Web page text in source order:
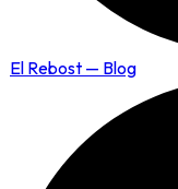
El Rebost — Blog